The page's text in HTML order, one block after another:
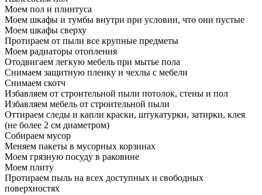
Моем пол и плинтуса
Моем шкафы и тумбы внутри при условии, что они пустые
Моем шкафы сверху
Протираем от пыли все крупные предметы
Моем радиаторы отопления
Отодвигаем легкую мебель при мытье пола
Снимаем защитную пленку и чехлы с мебели
Снимаем скотч
Избавляем от строительной пыли потолок, стены и пол
Избавляем мебель от строительной пыли
Оттираем следы и капли краски, штукатурки, затирки, клея
(не более 2 см диаметром)
Собираем мусор
Меняем пакеты в мусорных корзинах
Моем грязную посуду в раковине
Моем плиту
Протираем пыль на всех доступных и свободных
поверхностях